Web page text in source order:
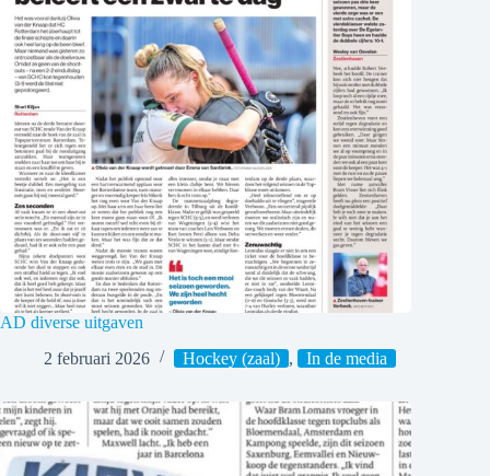
AD diverse uitgaven
2 februari 2026
Hockey (zaal) , In de media